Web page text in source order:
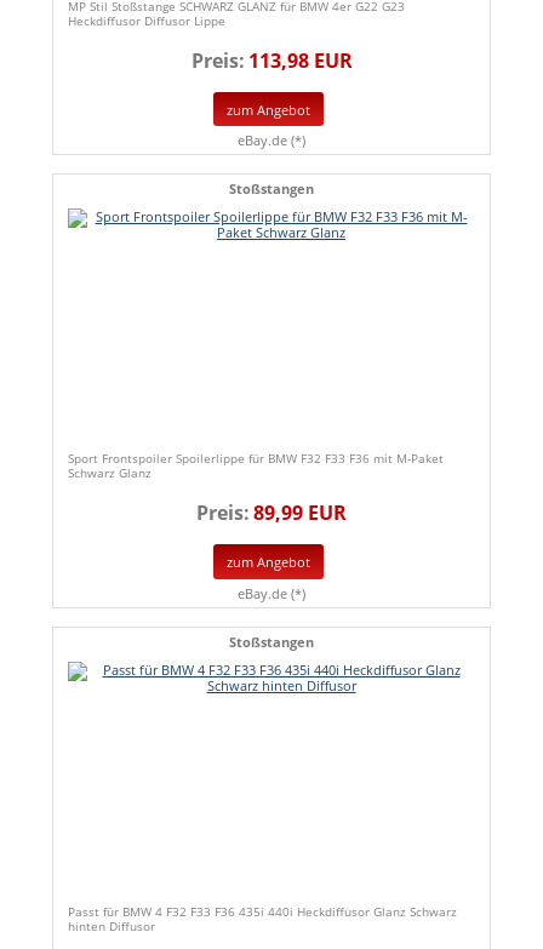
MP Stil Stoßstange SCHWARZ GLANZ für BMW 4er G22 G23
Heckdiffusor Diffusor Lippe
Preis: 113,98 EUR
zum Angebot
eBay.de (*)
Stoßstangen
Sport Frontspoiler Spoilerlippe für BMW F32 F33 F36 mit M-Paket
Schwarz Glanz
Preis:89,99 EUR
zum Angebot
eBay.de (*)
Stoßstangen
Passt für BMW 4 F32 F33 F36 435i 440i Heckdiffusor Glanz Schwarz
hinten Diffusor